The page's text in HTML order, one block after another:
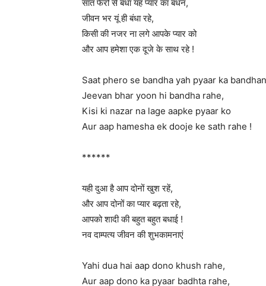
सात फेरों से बंधा यह प्यार का बंधन,
जीवन भर यूं ही बंधा रहे,
किसी की नजर ना लगे आपके प्यार को
और आप हमेशा एक दूजे के साथ रहे !
Saat phero se bandha yah pyaar ka
Jeevan bhar yoon hi bandha rahe,
Kisi ki nazar na lage aapke pyaar ko
Aur aap hamesha ek dooje ke sath rahe !
******
यही दुआ है आप दोनों खुश रहें,
और आप दोनों का प्यार बढ़ता रहे,
आपको शादी की बहुत बहुत बधाई !
नव दाम्पत्य जीवन की शुभकामनाएं
Yahi dua hai aap dono khush rahe,
Aur aap dono ka pyaar badhta rahe,